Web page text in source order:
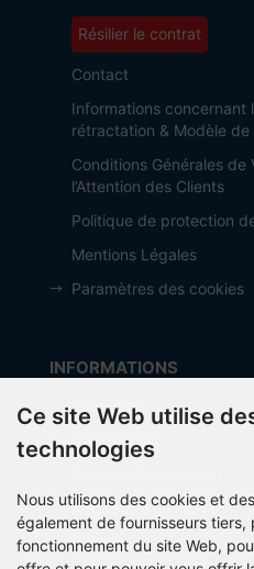
Résilier le contrat
Contact
Informations concernant
rétractation & Modèle
Conditions Générales
l’Attention des Clients
Politique de protection
Mentions Légales
Paramètres des cookies
INFORMATIONS
Fabricant
frais de port
À propos d’OCTO IT
Sitemap
Ce site Web utilise
technologies
Nous utilisons des cookies et
également de fournisseurs tiers,
fonctionnement du site Web,